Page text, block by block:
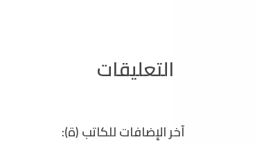
التعليقات
آخر الإضافات للكاتب (ة):